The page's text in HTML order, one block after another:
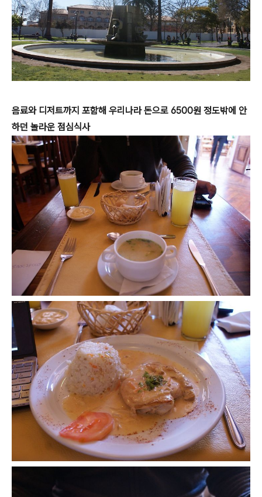
음료와 디저트까지 포함해 우리나라 돈으로 6500원 정도밖에 안
하던 놀라운 점심식사